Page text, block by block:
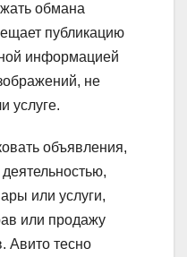
обмана
публикацию
информацией
не
услуге.
объявления,
или услуги,
или продажу
Авито тесно